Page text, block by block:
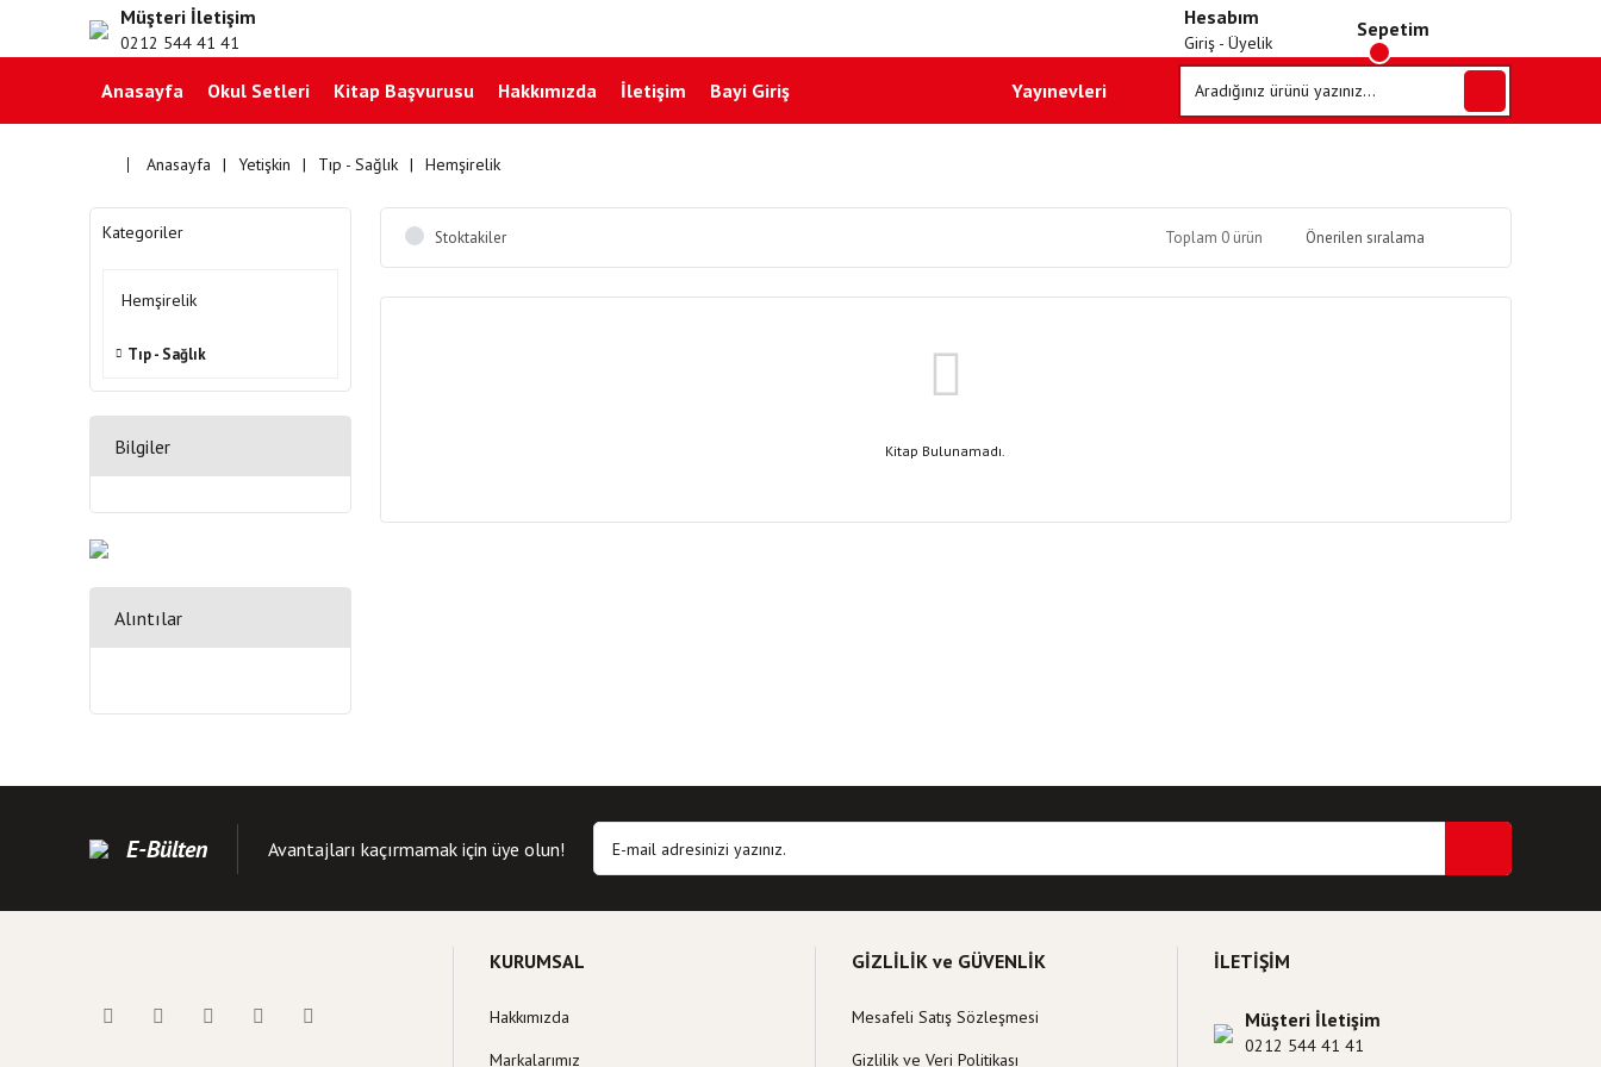
Müşteri İletişim
0212 544 41 41
Hesabım
Giriş - Üyelik
Sepetim
Anasayfa Okul Setleri Kitap Başvurusu Hakkımızda İletişim Bayi Giriş Yayınevleri
Anasayfa Yetişkin Tıp - Sağlık Hemşirelik
Kategoriler
Hemşirelik
Tıp - Sağlık
Bilgiler
Alıntılar
Stoktakiler Toplam 0 ürün
Kitap Bulunamadı.
E-Bülten Avantajları kaçırmamak için üye olun!
KURUMSAL
Hakkımızda
Markalarımız
GİZLİLİK ve GÜVENLİK
Mesafeli Satış Sözleşmesi
Gizlilik ve Veri Politikası
İLETİŞİM
Müşteri İletişim
0212 544 41 41